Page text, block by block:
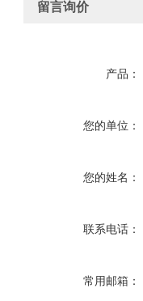
留言询价
产品：
您的单位：
您的姓名：
联系电话：
常用邮箱：